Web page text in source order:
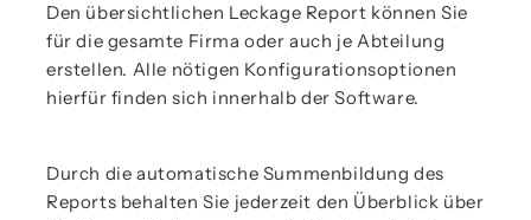
Den übersichtlichen Leckage Report können Sie
für die gesamte Firma oder auch je Abteilung
erstellen. Alle nötigen Konfigurationsoptionen
hierfür finden sich innerhalb der Software.
Durch die automatische Summenbildung des
Reports behalten Sie jederzeit den Überblick über